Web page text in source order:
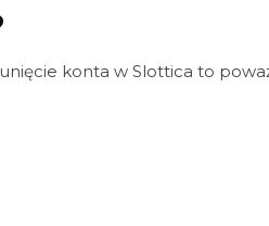
konta w Slottica to